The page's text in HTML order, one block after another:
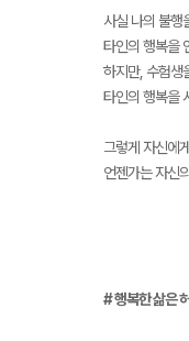
사실 나의 불행
타인의 행복을
하지만, 수험생
타인의 행복을
그렇게 자신에
언젠가는 자신
# 행복한 삶은